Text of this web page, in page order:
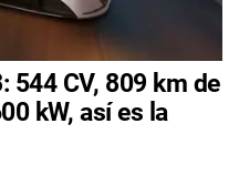
544 CV, 809 km de
kW, así es la